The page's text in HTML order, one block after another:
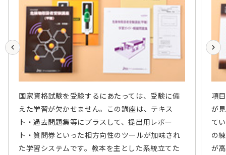
国家資格試験を受験するにあたっては、受験に備
えた学習が欠かせません。この講座は、テキス
ト・過去問題集等にプラスして、提出用レポー
ト・質問券といった相方向性のツールが加味され
た学習システムです。教本を主とした系統立てた
項
が
て
の
が